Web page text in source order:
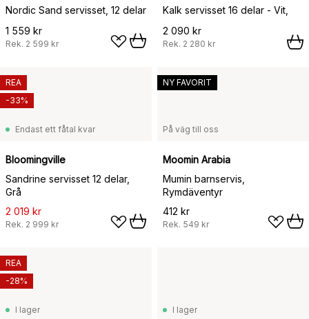
Nordic Sand servisset, 12 delar
1 559 kr
Rek. 2 599 kr
Kalk servisset 16 delar - Vit,
2 090 kr
Rek. 2 280 kr
Endast ett fåtal kvar
Bloomingville
Sandrine servisset 12 delar,
Grå
2 019 kr
Rek. 2 999 kr
REA
-33%
På väg till oss
Moomin Arabia
Mumin barnservis,
Rymdäventyr
412 kr
Rek. 549 kr
NY FAVORIT
I lager
REA
-28%
I lager